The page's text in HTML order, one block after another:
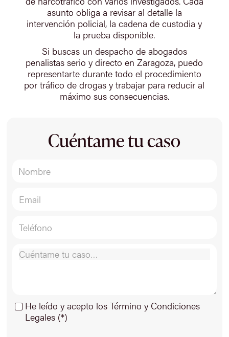
asunto obliga a revisar al detalle la
intervención policial, la cadena de custodia y
la prueba disponible.
Si buscas un despacho de abogados
penalistas serio y directo en Zaragoza, puedo
representarte durante todo el procedimiento
por tráfico de drogas y trabajar para reducir al
máximo sus consecuencias.
Cuéntame tu caso
He leído y acepto los Término y Condiciones
Legales (*)